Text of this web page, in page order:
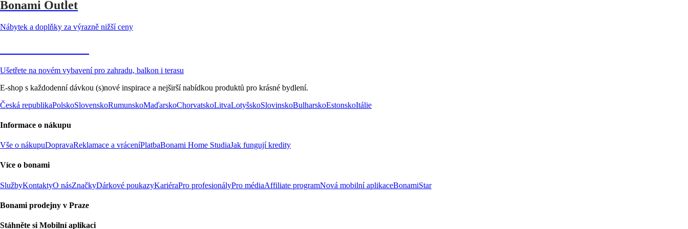
Bonami Outlet
Nábytek a doplňky za výrazně nižší ceny
Ušetřete na novém vybavení pro zahradu, balkon i terasu
E-shop s každodenní dávkou (s)nové inspirace a nejširší nabídkou produktů pro krásné bydlení.
Česká republikaPolskoSlovenskoRumunskoMaďarskoChorvatskoLitvaLotyšskoSlovinskoBulharskoEstonskoItálie
Informace o nákupu
Vše o nákupuDopravaReklamace a vráceníPlatbaBonami Home StudiaJak fungují kredity
Více o bonami
SlužbyKontaktyO násZnačkyDárkové poukazyKariéraPro profesionályPro médiaAffiliate programNová mobilní aplikaceBonamiStar
Bonami prodejny v Praze
Stáhněte si Mobilní aplikaci